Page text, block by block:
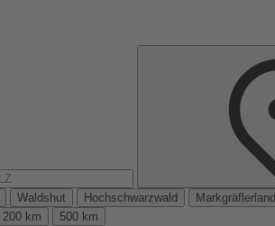
Waldshut Hochschwarzwald Markgräflerland
200 km
500 km